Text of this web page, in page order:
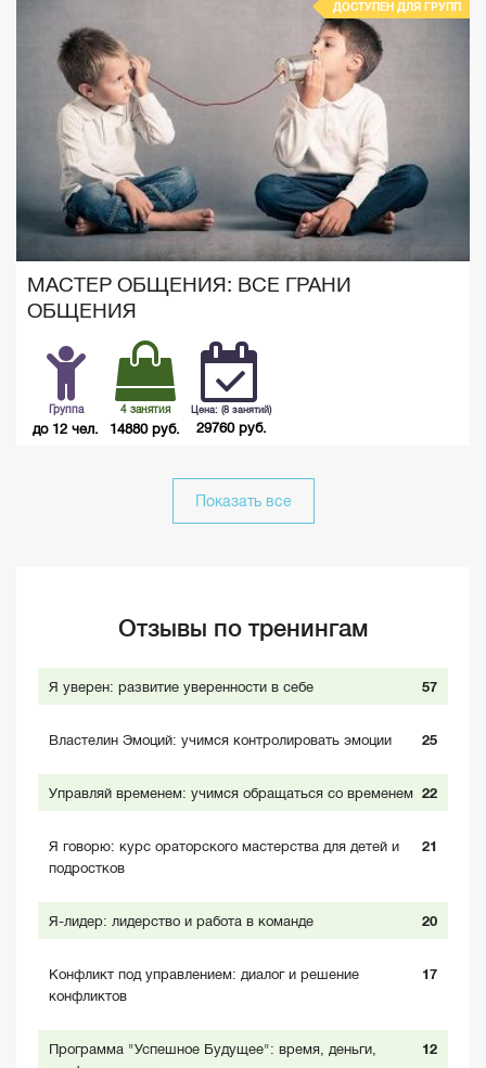
МАСТЕР ОБЩЕНИЯ: ВСЕ ГРАНИ
ОБЩЕНИЯ
Группа
до 12 чел.
4 занятия
14880 руб.
Цена: (8 занятий)
29760 руб.
ДОСТУПЕН ДЛЯ ГРУПП
Показать все
Отзывы по тренингам
Я уверен: развитие уверенности в себе 57
Властелин Эмоций: учимся контролировать эмоции 25
Управляй временем: учимся обращаться со временем 22
Я говорю: курс ораторского мастерства для детей и
подростков
21
Я-лидер: лидерство и работа в команде 20
Конфликт под управлением: диалог и решение
конфликтов
17
Программа "Успешное Будущее": время, деньги,
12